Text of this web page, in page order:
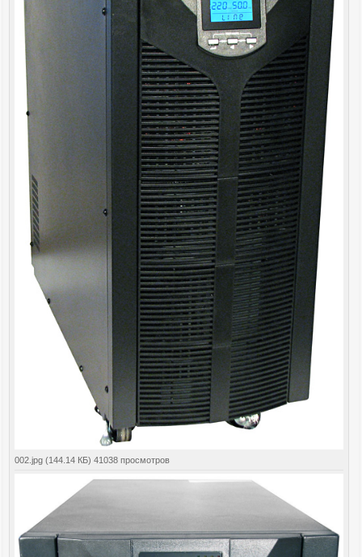
002.jpg (144.14 КБ) 41038 просмотров